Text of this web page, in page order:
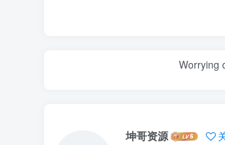
Worrying
坤哥资源